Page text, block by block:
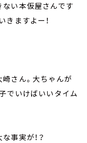
い本仮屋さんです
きますよー！
さん。大ちゃんが
でいけばいいタイム
事実が！？